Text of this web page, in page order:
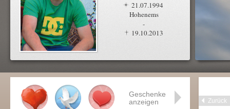
21.07.1994
Hohenems
-
19.10.2013
Zurück
Geschenke
anzeigen